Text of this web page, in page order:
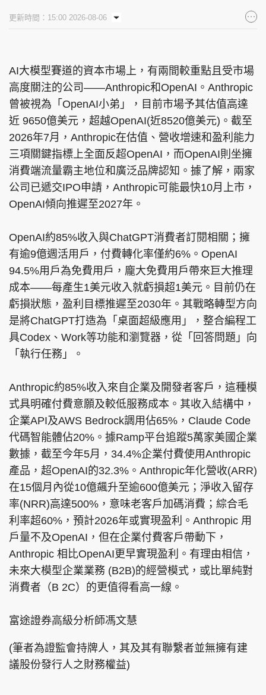
更新時間：15:00 2026-08-06
AI大模型賽道的資本市場上，有兩間較重點且受市場
高度關注的公司——Anthropic和OpenAI。Anthropic
曾被視為「OpenAI小弟」，目前市場予其估值高達
近 9650億美元，超越OpenAI(近8520億美元)。截至
2026年7月，Anthropic在估值、營收增速和盈利能力
三項關鍵指標上全面反超OpenAI，而OpenAI則坐擁
消費端流量霸主地位和廣泛品牌認知。據了解，兩家
公司已遞交IPO申請，Anthropic可能最快10月上市，
OpenAI傾向推遲至2027年。
OpenAI約85%收入與ChatGPT消費者訂閱相關；擁
有逾9億週活用戶，付費轉化率僅約6%。OpenAI
94.5%用戶為免費用戶，龐大免費用戶帶來巨大推理
成本——每產生1美元收入就虧損超1美元。目前仍在
虧損狀態，盈利目標推遲至2030年。其戰略轉型方向
是將ChatGPT打造為「桌面超級應用」，整合編程工
具Codex、Work等功能和瀏覽器，從「回答問題」向
「執行任務」。
Anthropic約85%收入來自企業及開發者客戶，這種模
式具明確付費意願及較低服務成本。其收入結構中，
企業API及AWS Bedrock調用佔65%，Claude Code
代碼智能體佔20%。據Ramp平台追蹤5萬家美國企業
數據，截至今年5月，34.4%企業付費使用Anthropic
產品，超OpenAI的32.3%。Anthropic年化營收(ARR)
在15個月內從10億飆升至逾600億美元；淨收入留存
率(NRR)高達500%，意味老客戶加碼消費；綜合毛
利率超60%，預計2026年或實現盈利。Anthropic 用
戶量不及OpenAI，但在企業付費客戶帶動下，
Anthropic 相比OpenAI更早實現盈利。有理由相信，
未來大模型企業業務 (B2B)的經營模式，或比單純對
消費者（B 2C）的更值得看高一線。
富途證券高級分析師馮文慧
(筆者為證監會持牌人，其及其有聯繫者並無擁有建
議股份發行人之財務權益)